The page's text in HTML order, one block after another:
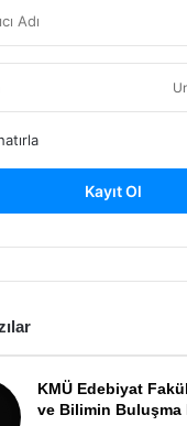
Kayıt Ol
KMÜ Edebiyat
ve Bilimin Buluşma